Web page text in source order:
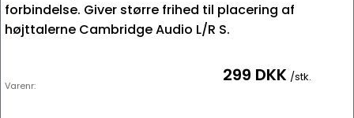
forbindelse. Giver større frihed til placering af
højttalerne Cambridge Audio L/R S.
Varenr: 299 DKK /stk.